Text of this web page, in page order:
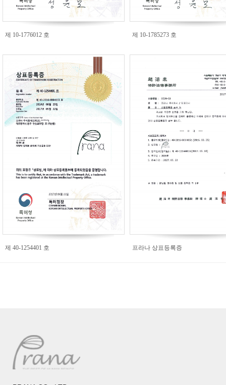
제 10-1776012 호 제 10-1785273 호
제 40-1254401 호 프라나 상표등록증